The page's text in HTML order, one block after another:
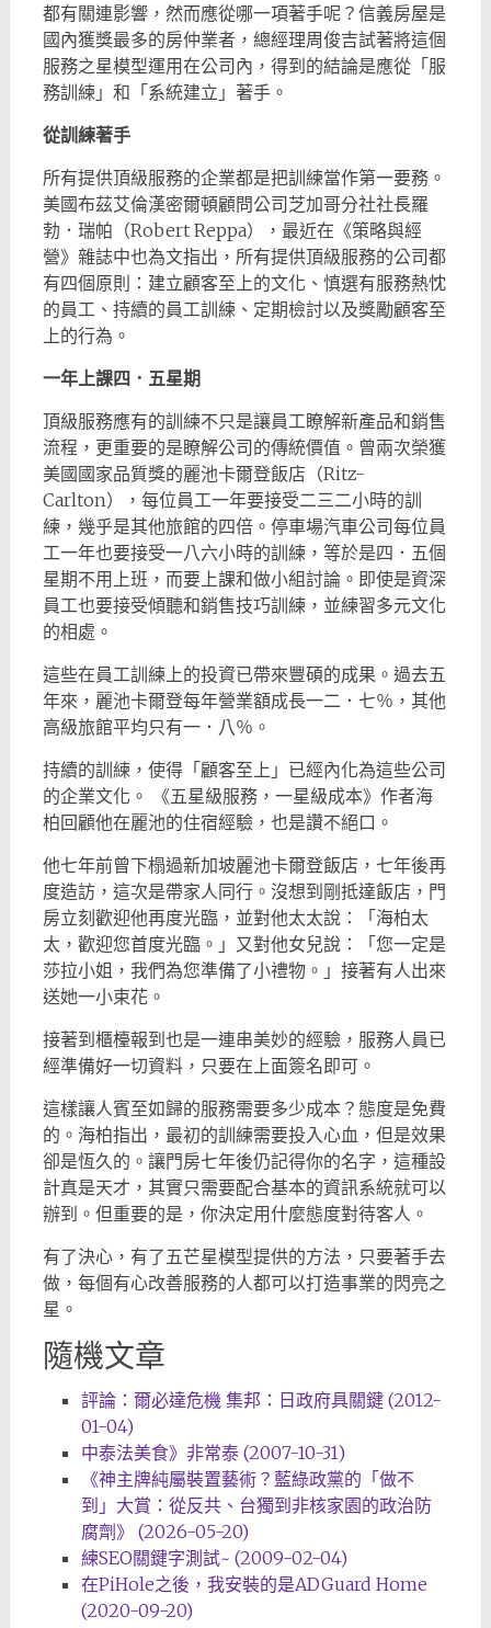
都有關連影響，然而應從哪一項著手呢？信義房屋是
國內獲獎最多的房仲業者，總經理周俊吉試著將這個
服務之星模型運用在公司內，得到的結論是應從「服
務訓練」和「系統建立」著手。
從訓練著手
所有提供頂級服務的企業都是把訓練當作第一要務。
美國布茲艾倫漢密爾頓顧問公司芝加哥分社社長羅
勃．瑞帕（Robert Reppa），最近在《策略與經
營》雜誌中也為文指出，所有提供頂級服務的公司都
有四個原則：建立顧客至上的文化、慎選有服務熱忱
的員工、持續的員工訓練、定期檢討以及獎勵顧客至
上的行為。
一年上課四．五星期
頂級服務應有的訓練不只是讓員工瞭解新產品和銷售
流程，更重要的是瞭解公司的傳統價值。 曾兩次榮獲
美國國家品質獎的麗池卡爾登飯店（Ritz-
Carlton），每位員工一年要接受二三二小時的訓
練，幾乎是其他旅館的四倍。停車場汽車公司每位員
工一年也要接受一八六小時的訓練，等於是四．五個
星期不用上班，而要上課和做小組討論。即使是資深
員工也要接受傾聽和銷售技巧訓練，並練習多元文化
的相處。
這些在員工訓練上的投資已帶來豐碩的成果。過去五
年來，麗池卡爾登每年營業額成長一二．七％，其他
高級旅館平均只有一．八％。
持續的訓練，使得「顧客至上」已經內化為這些公司
的企業文化。 《五星級服務，一星級成本》作者海
柏回顧他在麗池的住宿經驗，也是讚不絕口。
他七年前曾下榻過新加坡麗池卡爾登飯店，七年後再
度造訪，這次是帶家人同行。沒想到剛抵達飯店，門
房立刻歡迎他再度光臨，並對他太太說：「海柏太
太，歡迎您首度光臨。」又對他女兒說：「您一定是
莎拉小姐，我們為您準備了小禮物。」接著有人出來
送她一小束花。
接著到櫃檯報到也是一連串美妙的經驗，服務人員已
經準備好一切資料，只要在上面簽名即可。
這樣讓人賓至如歸的服務需要多少成本？態度是免費
的。海柏指出，最初的訓練需要投入心血，但是效果
卻是恆久的。讓門房七年後仍記得你的名字，這種設
計真是天才，其實只需要配合基本的資訊系統就可以
辦到。但重要的是，你決定用什麼態度對待客人。
有了決心，有了五芒星模型提供的方法，只要著手去
做，每個有心改善服務的人都可以打造事業的閃亮之
星。
隨機文章
評論：爾必達危機 集邦：日政府具關鍵 (2012-
01-04)
中泰法美食》非常泰 (2007-10-31)
《神主牌純屬裝置藝術？藍綠政黨的「做不
到」大賞：從反共、台獨到非核家園的政治防
腐劑》 (2026-05-20)
練SEO關鍵字測試~ (2009-02-04)
在PiHole之後，我安裝的是ADGuard Home
(2020-09-20)